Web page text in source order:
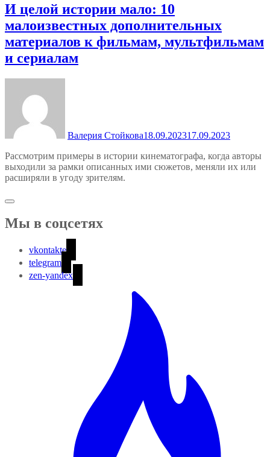
И целой истории мало: 10
малоизвестных дополнительных
материалов к фильмам, мультфильмам
и сериалам
Валерия Стойкова18.09.202317.09.2023
Рассмотрим примеры в истории кинематографа, когда авторы
выходили за рамки описанных ими сюжетов, меняли их или
расширяли в угоду зрителям.
Мы в соцсетях
vkontakte
telegram
zen-yandex